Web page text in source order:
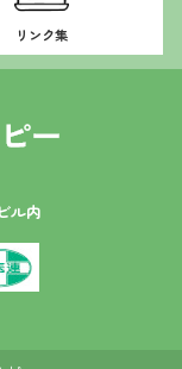
リンク集
ル内